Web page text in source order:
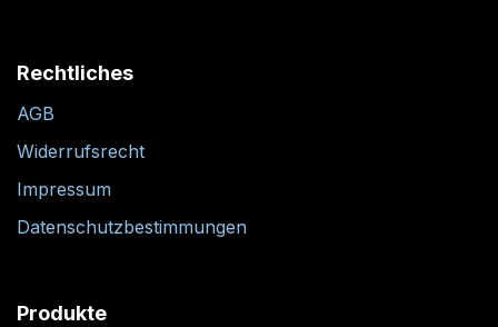
Rechtliches
AGB
Widerrufsrecht
Impressum
Datenschutzbestimmungen
Produkte